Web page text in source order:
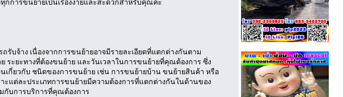
กการขนย้ายเป็นเรื่องง่ายและสะดวกสำหรับคุณค่ะ
รับจ้าง เนื่องจากการขนย้ายอาจมีรายละเอียดที่แตกต่างกันตาม
ระยะทางที่ต้องขนย้าย และวันเวลาในการขนย้ายที่คุณต้องการ ซึ่ง
กี่ยวกับ ชนิดของการขนย้าย เช่น การขนย้ายบ้าน ขนย้ายสินค้า หรือ
าะแต่ละประเภทการขนย้ายมีความต้องการที่แตกต่างกันในด้านของ
กับการบริการที่คุณต้องการ